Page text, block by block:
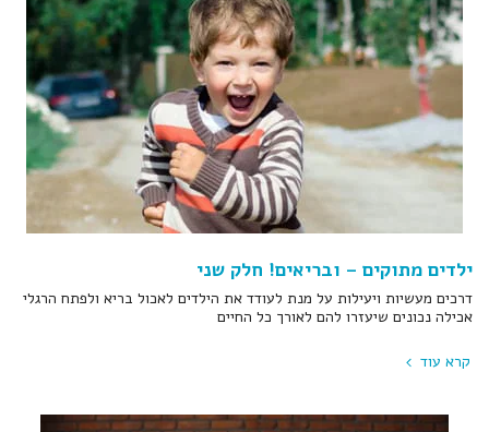
ילדים מתוקים – ובריאים! חלק שני
דרכים מעשיות ויעילות על מנת לעודד את הילדים לאכול בריא ולפתח הרגלי
אכילה נכונים שיעזרו להם לאורך כל החיים
קרא עוד